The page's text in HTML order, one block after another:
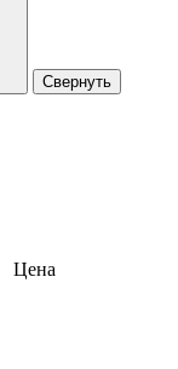
Свернуть
Цена